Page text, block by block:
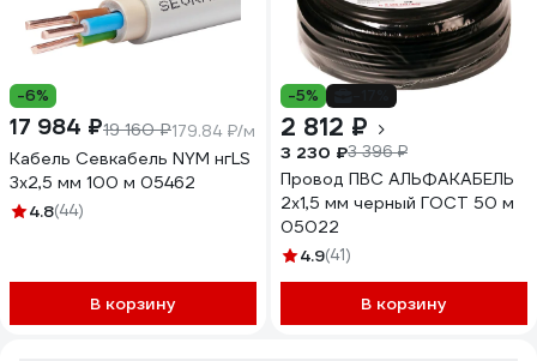
-6%
17 984 ₽19 160 ₽179.84 ₽/м
Кабель Севкабель NYM нгLS
3х2,5 мм 100 м 05462
4.8(44)
В корзину
-5%
2 812 ₽
3 230 ₽3 396 ₽
Провод ПВС АЛЬФАКАБЕЛЬ
2х1,5 мм черный ГОСТ 50 м
05022
4.9(41)
В корзину